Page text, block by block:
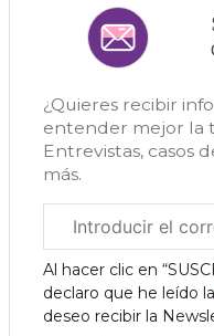
¿Quieres recibir
entender mejor la
Entrevistas, casos
más.
electrónico
corporativo
Al hacer clic en
declaro que he leído la
deseo recibir la